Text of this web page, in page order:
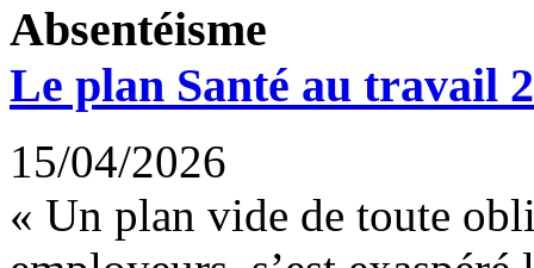
Absentéisme
Le plan Santé au travail
15/04/2026
« Un plan vide de toute